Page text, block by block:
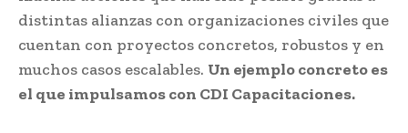
distintas alianzas con organizaciones civiles que
cuentan con proyectos concretos, robustos y en
muchos casos escalables. Un ejemplo concreto es
el que impulsamos con CDI Capacitaciones.